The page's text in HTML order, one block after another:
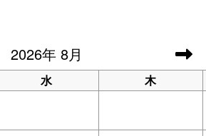
2026年 8月
水 木